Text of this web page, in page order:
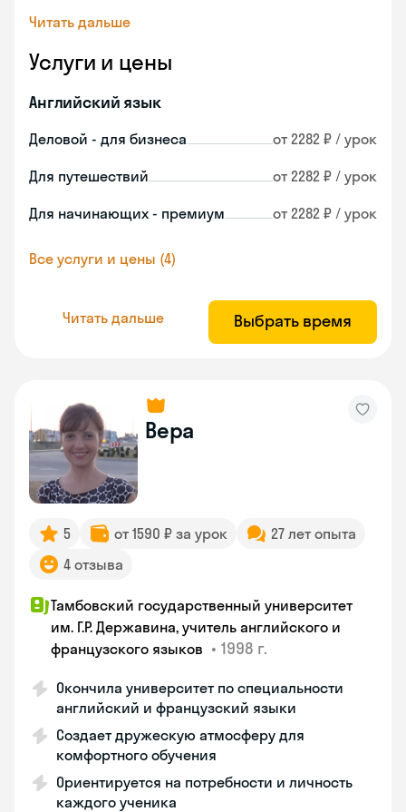
Читать дальше
Услуги и цены
Английский язык
Деловой - для бизнеса от 2282 ₽ / урок
Для путешествий от 2282 ₽ / урок
Для начинающих - премиум от 2282 ₽ / урок
Все услуги и цены (4)
Читать дальше Выбрать время
Вера
5 от 1590 ₽ за урок
27 лет опыта
4 отзыва
Тамбовский государственный университет
им. Г.Р. Державина, учитель английского и
французского языков • 1998 г.
Окончила университет по специальности
английский и французский языки
Создает дружескую атмосферу для
комфортного обучения
Ориентируется на потребности и личность
каждого ученика